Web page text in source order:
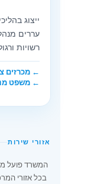
ייצוג
עררים
רשויות
← מכרזים
← משפט
אזורי שירות
המשרד פועל
בכל אזורי